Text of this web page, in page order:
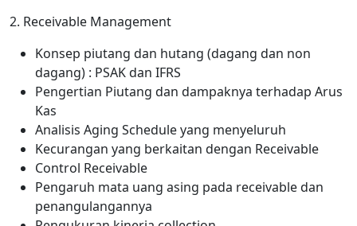
2. Receivable Management
Konsep piutang dan hutang (dagang dan non
dagang) : PSAK dan IFRS
Pengertian Piutang dan dampaknya terhadap Arus
Kas
Analisis Aging Schedule yang menyeluruh
Kecurangan yang berkaitan dengan Receivable
Control Receivable
Pengaruh mata uang asing pada receivable dan
penangulangannya